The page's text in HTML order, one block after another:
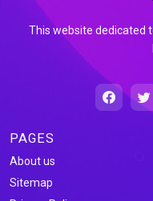
This website dedicated
PAGES
About us
Sitemap